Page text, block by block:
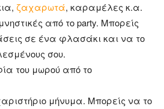
ζαχαρωτά, καραμέλες κ.α.
από το party. Μπορείς
σε ένα φλασάκι και να το
σου.
του μωρού από το
μήνυμα. Μπορείς να το